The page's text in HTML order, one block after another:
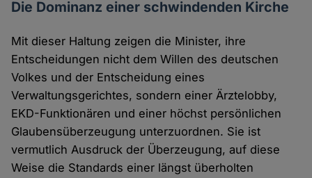
Die Dominanz einer schwindenden Kirche
Mit dieser Haltung zeigen die Minister, ihre
Entscheidungen nicht dem Willen des deutschen
Volkes und der Entscheidung eines
Verwaltungsgerichtes, sondern einer Ärztelobby,
EKD-Funktionären und einer höchst persönlichen
Glaubensüberzeugung unterzuordnen. Sie ist
vermutlich Ausdruck der Überzeugung, auf diese
Weise die Standards einer längst überholten